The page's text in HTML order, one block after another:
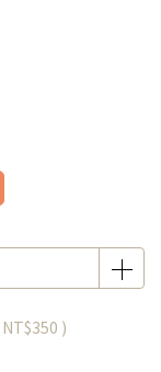
NT$350 )